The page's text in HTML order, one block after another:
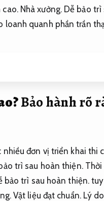
cao. Nhà xưởng. Dễ bảo trì
quanh phần trần
Bảo hành rõ
nhiều đơn vị triển khai thi
trì sau hoàn thiện.Thời
bảo trì sau hoàn thiện.
Vật liệu đạt chuẩn.Lý